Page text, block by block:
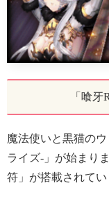
「喰
魔法使いと黒猫の
ライズ-」が始まり
符」が搭載されてい